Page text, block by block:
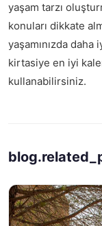
yaşam tarzı
konuları dikkate
yaşamınızda
kirtasiye en iyi
kullanabilirsiniz.